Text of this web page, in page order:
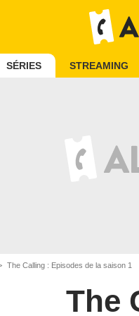
SÉRIES STREAMING
The Calling : Episodes de la saison 1
The